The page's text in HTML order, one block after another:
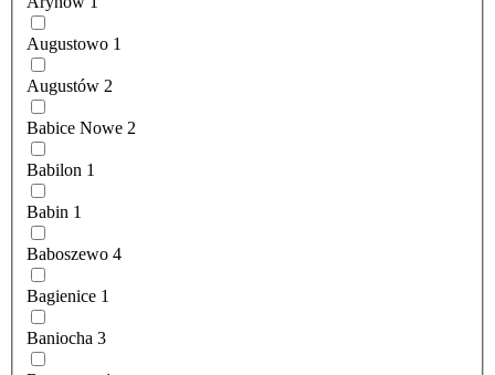
Augustowo 1
Augustów 2
Babice Nowe 2
Babilon 1
Babin 1
Baboszewo 4
Bagienice 1
Baniocha 3